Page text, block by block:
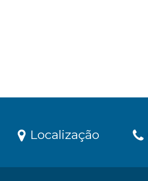
Localização